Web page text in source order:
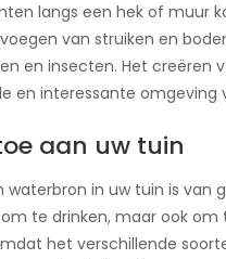
langs een hek of muur
van struiken en
en insecten. Het creëren
en interessante omgeving
aan uw tuin
waterbron in uw tuin is van
te drinken, maar ook om
het verschillende